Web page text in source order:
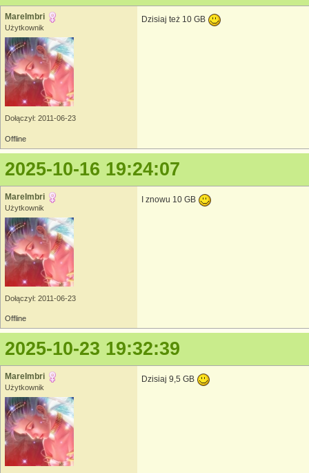
MareImbri
Użytkownik
Dołączył: 2011-06-23
Dzisiaj też 10 GB
Offline
2025-10-16 19:24:07
MareImbri
Użytkownik
Dołączył: 2011-06-23
I znowu 10 GB
Offline
2025-10-23 19:32:39
MareImbri
Użytkownik
Dzisiaj 9,5 GB